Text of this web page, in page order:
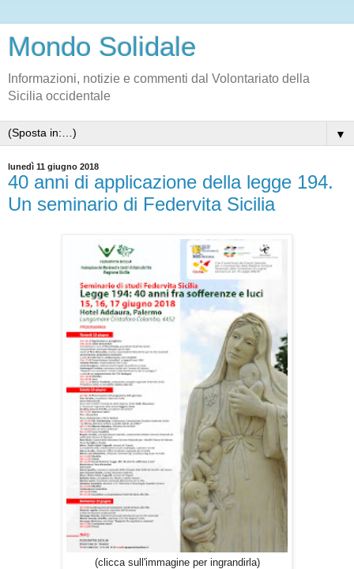
Mondo Solidale
Informazioni, notizie e commenti dal Volontariato della
Sicilia occidentale
▼
lunedì 11 giugno 2018
40 anni di applicazione della legge 194.
Un seminario di Federvita Sicilia
(clicca sull'immagine per ingrandirla)